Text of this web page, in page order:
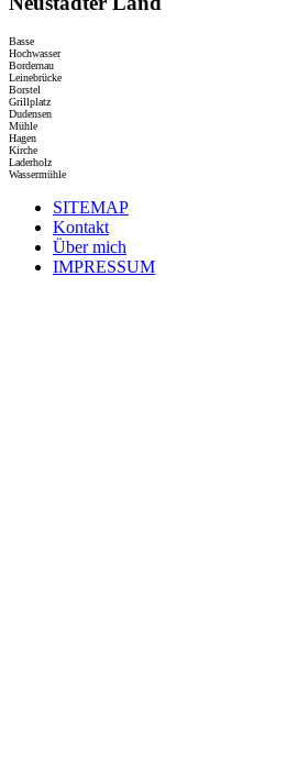
Basse
Hochwasser
Bordernau
Leinebrücke
Borstel
Grillplatz
Dudensen
Mühle
Hagen
Kirche
Laderholz
Wassermühle
SITEMAP
Kontakt
Über mich
IMPRESSUM